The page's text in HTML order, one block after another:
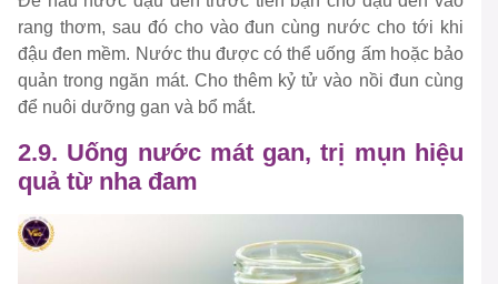
rang thơm, sau đó cho vào đun cùng nước cho tới khi
đậu đen mềm. Nước thu được có thể uống ấm hoặc bảo
quản trong ngăn mát. Cho thêm kỷ tử vào nồi đun cùng
để nuôi dưỡng gan và bổ mắt.
2.9. Uống nước mát gan, trị mụn hiệu
quả từ nha đam